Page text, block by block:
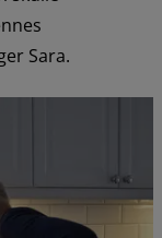
Sara.